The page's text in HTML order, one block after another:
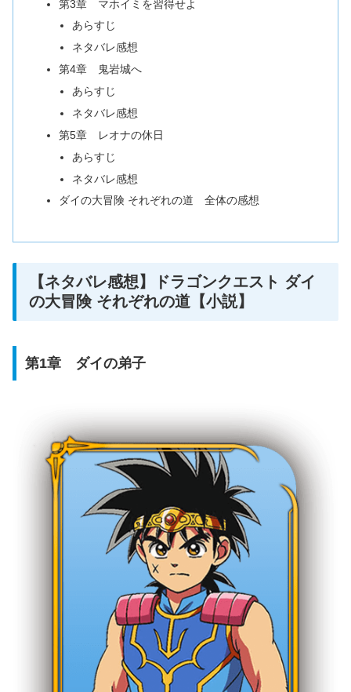
第3章 マホイミを習得せよ
あらすじ
ネタバレ感想
第4章 鬼岩城へ
あらすじ
ネタバレ感想
第5章 レオナの休日
あらすじ
ネタバレ感想
ダイの大冒険 それぞれの道 全体の感想
【ネタバレ感想】ドラゴンクエスト ダイ
の大冒険 それぞれの道【小説】
第1章 ダイの弟子